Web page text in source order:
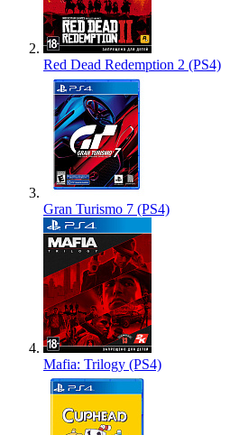
Red Dead Redemption 2 (PS4)
Gran Turismo 7 (PS4)
Mafia: Trilogy (PS4)